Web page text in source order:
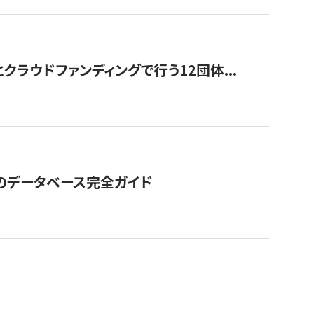
クラウドファンディングで行う12団体...
ータベース完全ガイド